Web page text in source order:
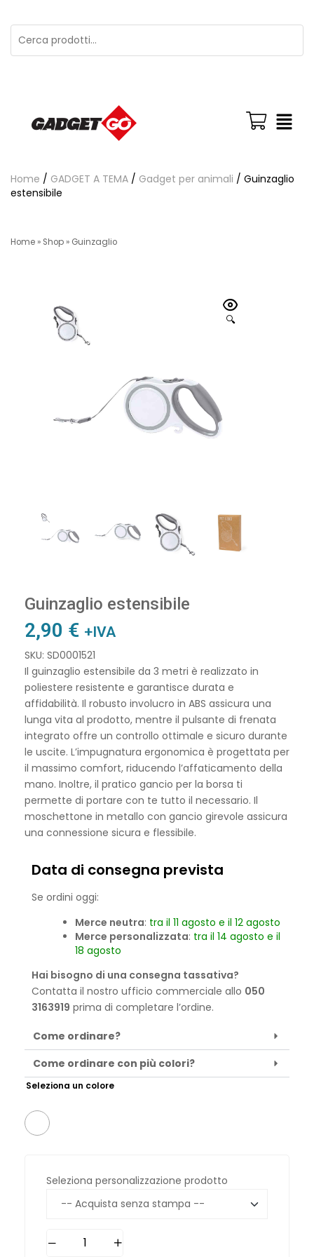
Home / GADGET A TEMA / Gadget per animali / Guinzaglio
estensibile
Home » Shop » Guinzaglio
🔍
Guinzaglio estensibile
2,90 € +IVA
SKU: SD0001521
Il guinzaglio estensibile da 3 metri è realizzato in
poliestere resistente e garantisce durata e
affidabilità. Il robusto involucro in ABS assicura una
lunga vita al prodotto, mentre il pulsante di frenata
integrato offre un controllo ottimale e sicuro durante
le uscite. L’impugnatura ergonomica è progettata per
il massimo comfort, riducendo l’affaticamento della
mano. Inoltre, il pratico gancio per la borsa ti
permette di portare con te tutto il necessario. Il
moschettone in metallo con gancio girevole assicura
una connessione sicura e flessibile.
Data di consegna prevista
Se ordini oggi:
Merce neutra: tra il 11 agosto e il 12 agosto
Merce personalizzata: tra il 14 agosto e il
18 agosto
Hai bisogno di una consegna tassativa?
Contatta il nostro ufficio commerciale allo 050
3163919 prima di completare l’ordine.
Come ordinare?
Come ordinare con più colori?
Seleziona un colore
Seleziona personalizzazione prodotto